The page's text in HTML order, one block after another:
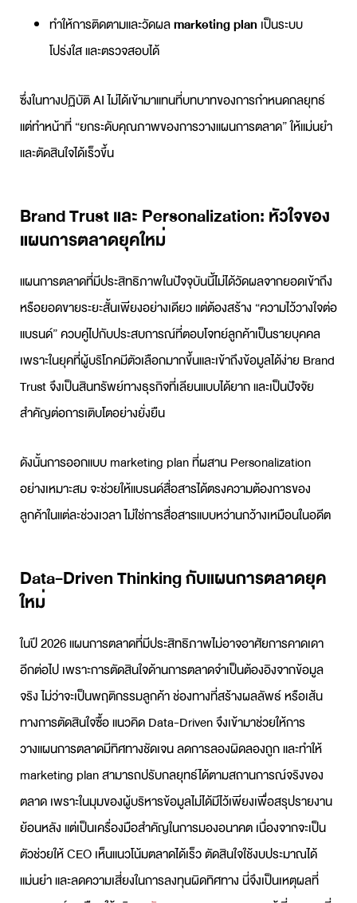
ทำให้การติดตามและวัดผลmarketing planเป็นระบบ
โปร่งใส และตรวจสอบได้
ซึ่งในทางปฏิบัติ AI ไม่ได้เข้ามาแทนที่บทบาทของการกำหนดกลยุทธ์
แต่ทำหน้าที่ “ยกระดับคุณภาพของการวางแผนการตลาด” ให้แม่นยำ
และตัดสินใจได้เร็วขึ้น
Brand Trust และ Personalization: หัวใจของ
แผนการตลาดยุคใหม่
แผนการตลาดที่มีประสิทธิภาพในปัจจุบันนี้ไม่ได้วัดผลจากยอดเข้าถึง
หรือยอดขายระยะสั้นเพียงอย่างเดียว แต่ต้องสร้าง “ความไว้วางใจต่อ
แบรนด์” ควบคู่ไปกับประสบการณ์ที่ตอบโจทย์ลูกค้าเป็นรายบุคคล
เพราะในยุคที่ผู้บริโภคมีตัวเลือกมากขึ้นและเข้าถึงข้อมูลได้ง่าย Brand
Trust จึงเป็นสินทรัพย์ทางธุรกิจที่เลียนแบบได้ยาก และเป็นปัจจัย
สำคัญต่อการเติบโตอย่างยั่งยืน
ดังนั้นการออกแบบmarketing planที่ผสาน Personalization
อย่างเหมาะสม จะช่วยให้แบรนด์สื่อสารได้ตรงความต้องการของ
ลูกค้าในแต่ละช่วงเวลา ไม่ใช่การสื่อสารแบบหว่านกว้างเหมือนในอดีต
Data-Driven Thinking กับแผนการตลาดยุค
ใหม่
ในปี 2026แผนการตลาดที่มีประสิทธิภาพไม่อาจอาศัยการคาดเดา
อีกต่อไป เพราะการตัดสินใจด้านการตลาดจำเป็นต้องอิงจากข้อมูล
จริง ไม่ว่าจะเป็นพฤติกรรมลูกค้า ช่องทางที่สร้างผลลัพธ์ หรือเส้น
ทางการตัดสินใจซื้อ แนวคิด Data-Driven จึงเข้ามาช่วยให้การ
วางแผนการตลาดมีทิศทางชัดเจน ลดการลองผิดลองถูก และทำให้
marketing planสามารถปรับกลยุทธ์ได้ตามสถานการณ์จริงของ
ตลาด เพราะในมุมของผู้บริหารข้อมูลไม่ได้มีไว้เพียงเพื่อสรุปรายงาน
ย้อนหลัง แต่เป็นเครื่องมือสำคัญในการมองอนาคต เนื่องจากจะเป็น
ตัวช่วยให้ CEO เห็นแนวโน้มตลาดได้เร็ว ตัดสินใจใช้งบประมาณได้
แม่นยำ และลดความเสี่ยงในการลงทุนผิดทิศทาง นี่จึงเป็นเหตุผลที่